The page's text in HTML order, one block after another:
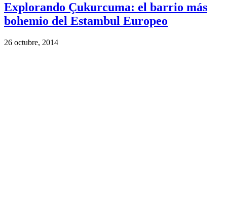
Explorando Çukurcuma: el barrio más
bohemio del Estambul Europeo
26 octubre, 2014